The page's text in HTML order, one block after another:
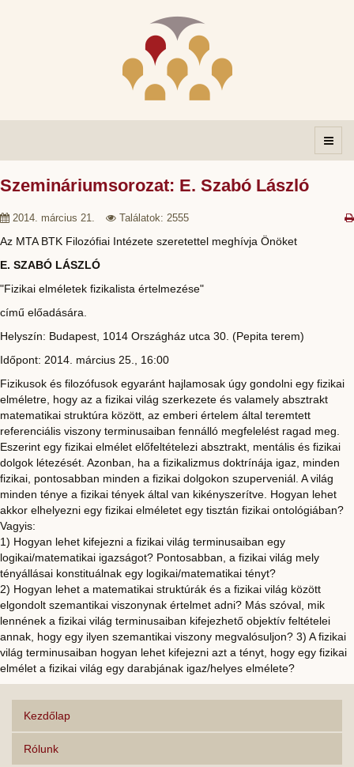
Szemináriumsorozat: E. Szabó László
2014. március 21. Találatok: 2555
Az MTA BTK Filozófiai Intézete szeretettel meghívja Önöket
E. SZABÓ LÁSZLÓ
"Fizikai elméletek fizikalista értelmezése"
című előadására.
Helyszín: Budapest, 1014 Országház utca 30. (Pepita terem)
Időpont: 2014. március 25., 16:00
Fizikusok és filozófusok egyaránt hajlamosak úgy gondolni egy fizikai
elméletre, hogy az a fizikai világ szerkezete és valamely absztrakt
matematikai struktúra között, az emberi értelem által teremtett
referenciális viszony terminusaiban fennálló megfelelést ragad meg.
Eszerint egy fizikai elmélet előfeltételezi absztrakt, mentális és fizikai
dolgok létezését. Azonban, ha a fizikalizmus doktrínája igaz, minden
fizikai, pontosabban minden a fizikai dolgokon szuperveniál. A világ
minden ténye a fizikai tények által van kikényszerítve. Hogyan lehet
akkor elhelyezni egy fizikai elméletet egy tisztán fizikai ontológiában?
Vagyis:
1) Hogyan lehet kifejezni a fizikai világ terminusaiban egy
logikai/matematikai igazságot? Pontosabban, a fizikai világ mely
tényállásai konstituálnak egy logikai/matematikai tényt?
2) Hogyan lehet a matematikai struktúrák és a fizikai világ között
elgondolt szemantikai viszonynak értelmet adni? Más szóval, mik
lennének a fizikai világ terminusaiban kifejezhető objektív feltételei
annak, hogy egy ilyen szemantikai viszony megvalósuljon? 3) A fizikai
világ terminusaiban hogyan lehet kifejezni azt a tényt, hogy egy fizikai
elmélet a fizikai világ egy darabjának igaz/helyes elmélete?
Kezdőlap
Rólunk